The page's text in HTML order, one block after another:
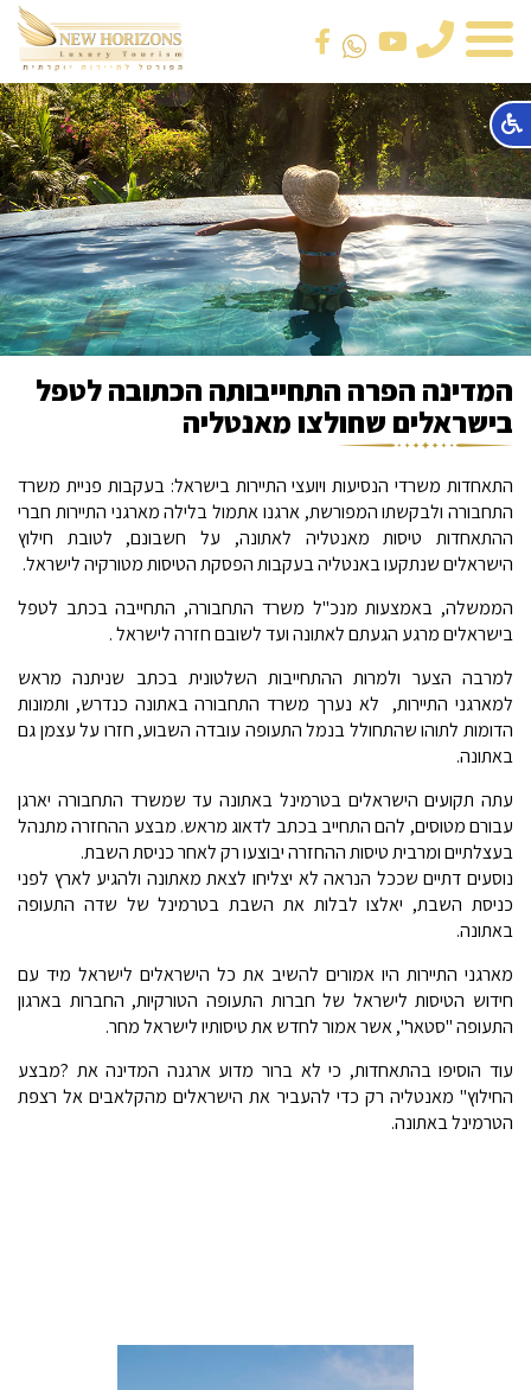
טלפון
המדינה הפרה התחייבותה הכתובה לטפל
בישראלים שחולצו מאנטליה
התאחדות משרדי הנסיעות ויועצי התיירות בישראל: בעקבות פניית משרד
התחבורה ולבקשתו המפורשת, ארגנו אתמול בלילה מארגני התיירות חברי
ההתאחדות טיסות מאנטליה לאתונה, על חשבונם, לטובת חילוץ
הישראלים שנתקעו באנטליה בעקבות הפסקת הטיסות מטורקיה לישראל.
הממשלה, באמצעות מנכ"ל משרד התחבורה, התחייבה בכתב לטפל
בישראלים מרגע הגעתם לאתונה ועד לשובם חזרה לישראל .
למרבה הצער ולמרות ההתחייבות השלטונית בכתב שניתנה מראש
למארגני התיירות, לא נערך משרד התחבורה באתונה כנדרש, ותמונות
הדומות לתוהו שהתחולל בנמל התעופה עובדה השבוע, חזרו על עצמן גם
באתונה.
עתה תקועים הישראלים בטרמינל באתונה עד שמשרד התחבורה יארגן
עבורם מטוסים, להם התחייב בכתב לדאוג מראש. מבצע ההחזרה מתנהל
בעצלתיים ומרבית טיסות ההחזרה יבוצעו רק לאחר כניסת השבת.
נוסעים דתיים שככל הנראה לא יצליחו לצאת מאתונה ולהגיע לארץ לפני
כניסת השבת, יאלצו לבלות את השבת בטרמינל של שדה התעופה
באתונה.
מארגני התיירות היו אמורים להשיב את כל הישראלים לישראל מיד עם
חידוש הטיסות לישראל של חברות התעופה הטורקיות, החברות בארגון
התעופה "סטאר", אשר אמור לחדש את טיסותיו לישראל מחר.
עוד הוסיפו בהתאחדות, כי לא ברור מדוע ארגנה המדינה את ?מבצע
החילוץ" מאנטליה רק כדי להעביר את הישראלים מהקלאבים אל רצפת
הטרמינל באתונה.